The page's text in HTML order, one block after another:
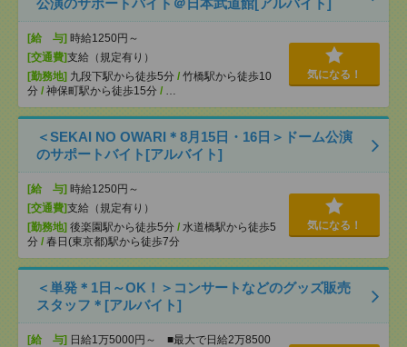
公演のサポートバイト＠日本武道館[アルバイト]
[給 与] 時給1250円～
[交通費]支給（規定有り）
[勤務地] 九段下駅から徒歩5分 / 竹橋駅から徒歩10
分 / 神保町駅から徒歩15分 / …
気になる！
＜SEKAI NO OWARI＊8月15日・16日＞ドーム公演
のサポートバイト[アルバイト]
[給 与] 時給1250円～
[交通費]支給（規定有り）
[勤務地] 後楽園駅から徒歩5分 / 水道橋駅から徒歩5
分 / 春日(東京都)駅から徒歩7分
気になる！
＜単発＊1日～OK！＞コンサートなどのグッズ販売
スタッフ＊[アルバイト]
[給 与] 日給1万5000円～ ■最大で日給2万8500